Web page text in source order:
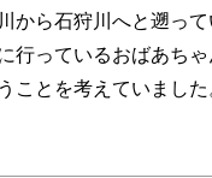
から石狩川へと遡っ
行っているおばあち
ことを考えていました